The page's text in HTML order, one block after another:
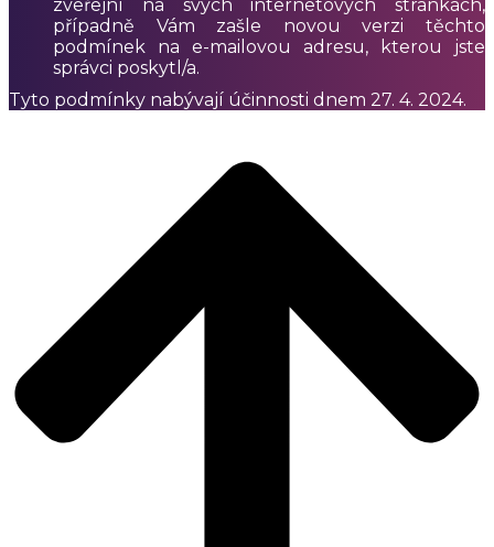
zveřejní na svých internetových stránkách,
případně Vám zašle novou verzi těchto
podmínek na e-mailovou adresu, kterou jste
správci poskytl/a.
Tyto podmínky nabývají účinnosti dnem 27. 4. 2024.